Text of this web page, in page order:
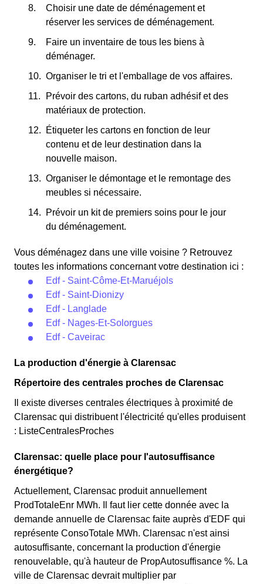
Choisir une date de déménagement et
réserver les services de déménagement.
Faire un inventaire de tous les biens à
déménager.
Organiser le tri et l'emballage de vos affaires.
Prévoir des cartons, du ruban adhésif et des
matériaux de protection.
Étiqueter les cartons en fonction de leur
contenu et de leur destination dans la
nouvelle maison.
Organiser le démontage et le remontage des
meubles si nécessaire.
Prévoir un kit de premiers soins pour le jour
du déménagement.
Vous déménagez dans une ville voisine ? Retrouvez
toutes les informations concernant votre destination ici :
Edf - Saint-Côme-Et-Maruéjols
Edf - Saint-Dionizy
Edf - Langlade
Edf - Nages-Et-Solorgues
Edf - Caveirac
La production d'énergie à Clarensac
Répertoire des centrales proches de Clarensac
Il existe diverses centrales électriques à proximité de
Clarensac qui distribuent l'électricité qu'elles produisent
: ListeCentralesProches
Clarensac: quelle place pour l'autosuffisance
énergétique?
Actuellement, Clarensac produit annuellement
ProdTotaleEnr MWh. Il faut lier cette donnée avec la
demande annuelle de Clarensac faite auprès d'EDF qui
représente ConsoTotale MWh. Clarensac n'est ainsi
autosuffisante, concernant la production d'énergie
renouvelable, qu'à hauteur de PropAutosuffisance %. La
ville de Clarensac devrait multiplier par